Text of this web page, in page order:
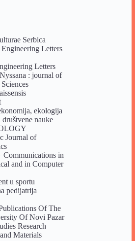
Serbica
Letters
Letters
: journal of
ekologija
nauke
Journal of
in
and in Computer
u sportu
pedijatrija
Of The
Of Novi Pazar
Research
Materials